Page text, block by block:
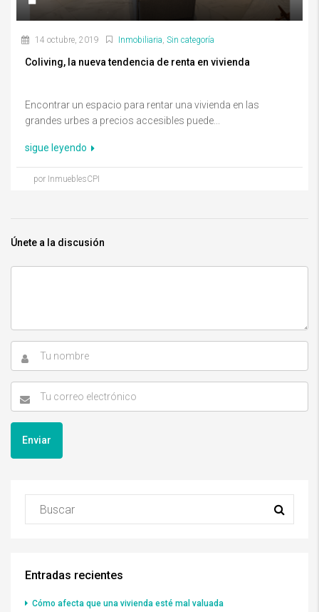
14 octubre, 2019 Inmobiliaria, Sin categoría
Coliving, la nueva tendencia de renta en vivienda
Encontrar un espacio para rentar una vivienda en las
grandes urbes a precios accesibles puede...
sigue leyendo
por InmueblesCPI
Únete a la discusión
Entradas recientes
Cómo afecta que una vivienda esté mal valuada